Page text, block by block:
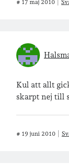
# 17 maj 2010
Kul att allt
skarpt nej till
# 19 juni 2010